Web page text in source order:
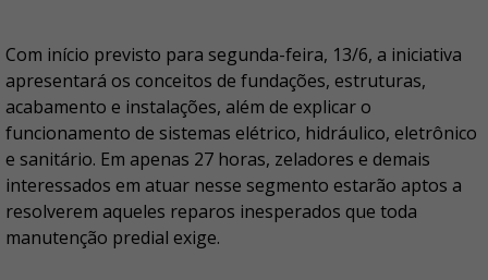
Com início previsto para segunda-feira, 13/6, a iniciativa
apresentará os conceitos de fundações, estruturas,
acabamento e instalações, além de explicar o
funcionamento de sistemas elétrico, hidráulico, eletrônico
e sanitário. Em apenas 27 horas, zeladores e demais
interessados em atuar nesse segmento estarão aptos a
resolverem aqueles reparos inesperados que toda
manutenção predial exige.